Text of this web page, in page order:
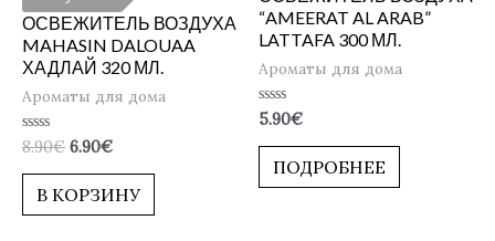
ОСВЕЖИТЕЛЬ ВОЗДУХА
MAHASIN DALOUAA
ХАДЛАЙ 320 МЛ.
Ароматы для дома
Оценка
из
8.90€ 6.90€
В КОРЗИНУ
“AMEERAT AL ARAB”
LATTAFA 300 МЛ.
Ароматы для дома
Оценка
из
5.90€
ПОДРОБНЕЕ